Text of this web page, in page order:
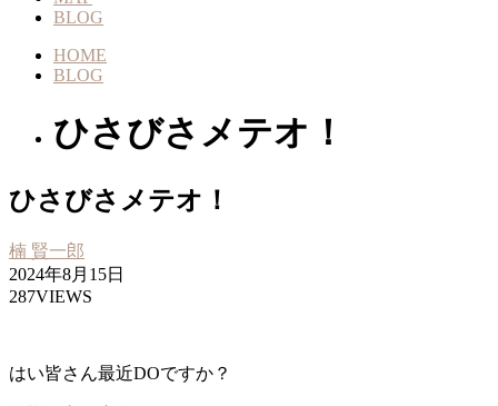
BLOG
HOME
BLOG
ひさびさメテオ！
ひさびさメテオ！
楠 賢一郎
2024年8月15日
287VIEWS
はい皆さん最近DOですか？